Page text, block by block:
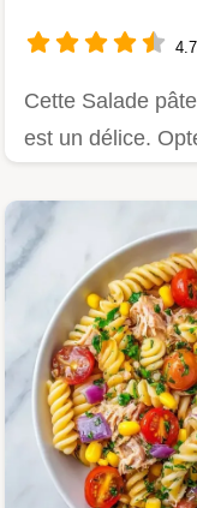
Cette Salade
est un délice.